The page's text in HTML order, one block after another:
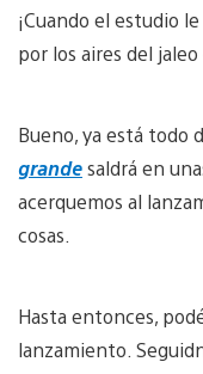
¡Cuando el estudio
por los aires del
Bueno, ya está todo
grandesaldrá en
acerquemos al
cosas.
Hasta entonces,
lanzamiento.